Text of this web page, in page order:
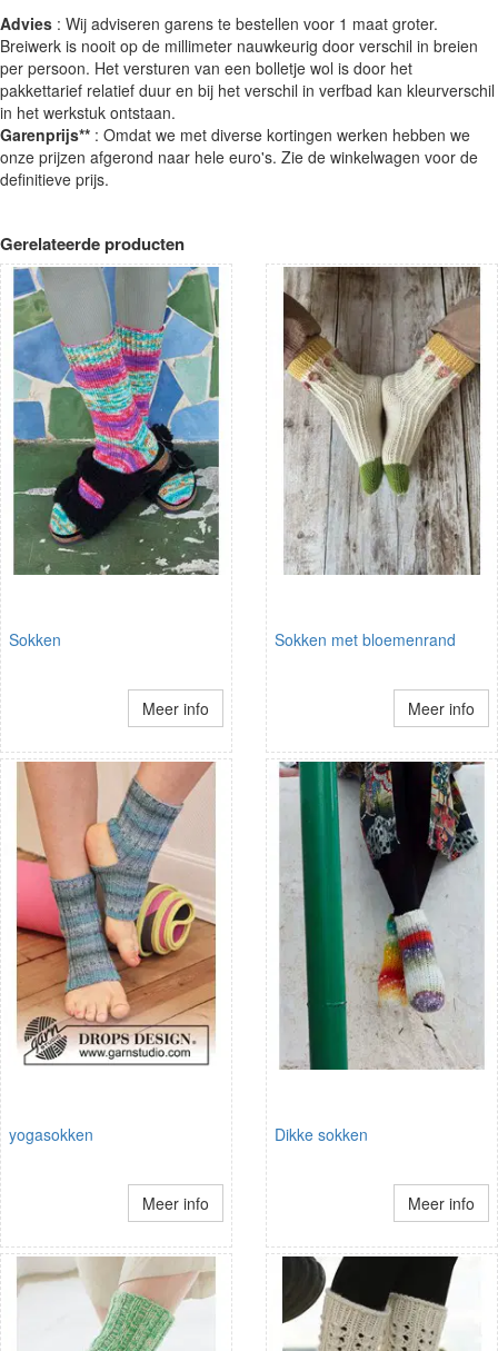
Advies : Wij adviseren garens te bestellen voor 1 maat groter.
Breiwerk is nooit op de millimeter nauwkeurig door verschil in breien
per persoon. Het versturen van een bolletje wol is door het
pakkettarief relatief duur en bij het verschil in verfbad kan kleurverschil
in het werkstuk ontstaan.
Garenprijs** : Omdat we met diverse kortingen werken hebben we
onze prijzen afgerond naar hele euro's. Zie de winkelwagen voor de
definitieve prijs.
Gerelateerde producten
Sokken
Meer info
Sokken met bloemenrand
Meer info
yogasokken
Meer info
Dikke sokken
Meer info